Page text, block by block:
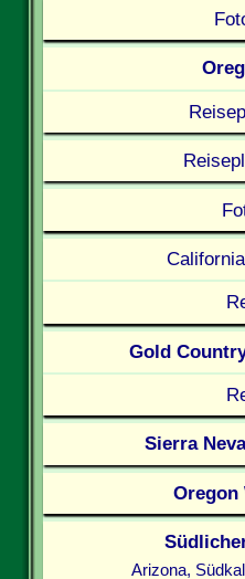
Gold
Sierra
Oregon
Arizona,